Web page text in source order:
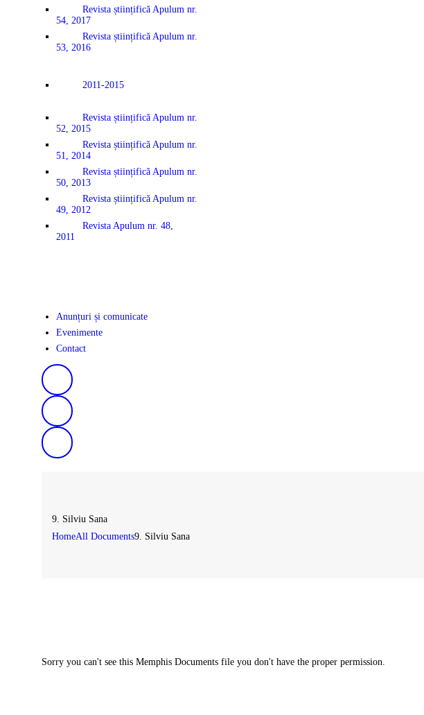
Revista științifică Apulum nr.
54, 2017
Revista științifică Apulum nr.
53, 2016
2011-2015
Revista științifică Apulum nr.
52, 2015
Revista științifică Apulum nr.
51, 2014
Revista științifică Apulum nr.
50, 2013
Revista științifică Apulum nr.
49, 2012
Revista Apulum nr. 48,
2011
Anunțuri și comunicate
Evenimente
Contact
9. Silviu Sana
HomeAll Documents9. Silviu Sana
Sorry you can't see this Memphis Documents file you don't have the proper permission.